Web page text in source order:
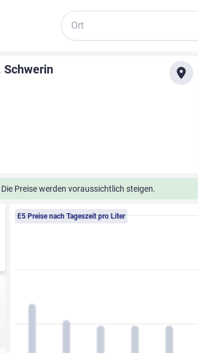
Suche
Schwerin
Preise werden voraussichtlich steigen.
E5 Preise nach Tageszeit pro Liter